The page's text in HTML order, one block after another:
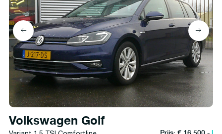
Volkswagen Golf
Prijs: € 16.500,-l